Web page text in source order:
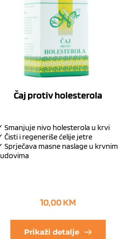
Čaj protiv holesterola
Smanjuje nivo holesterola u krvi
Čisti i regeneriše ćelije jetre
Sprječava masne naslage u krvnim
10,00KM
Prikaži detalje